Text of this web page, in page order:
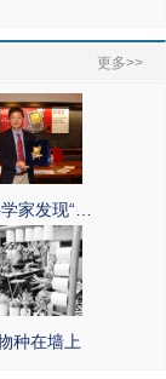
更多>>
家发现“…
种在墙上